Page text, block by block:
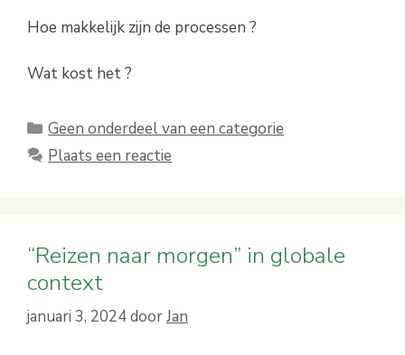
Hoe makkelijk zijn de processen ?
Wat kost het ?
Categorieën
Geen onderdeel van een categorie
Plaats een reactie
“Reizen naar morgen” in globale
context
januari 3, 2024doorJan